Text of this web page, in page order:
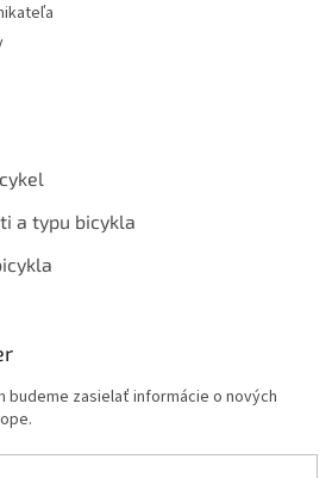
a typu bicykla
budeme zasielať informácie o nových